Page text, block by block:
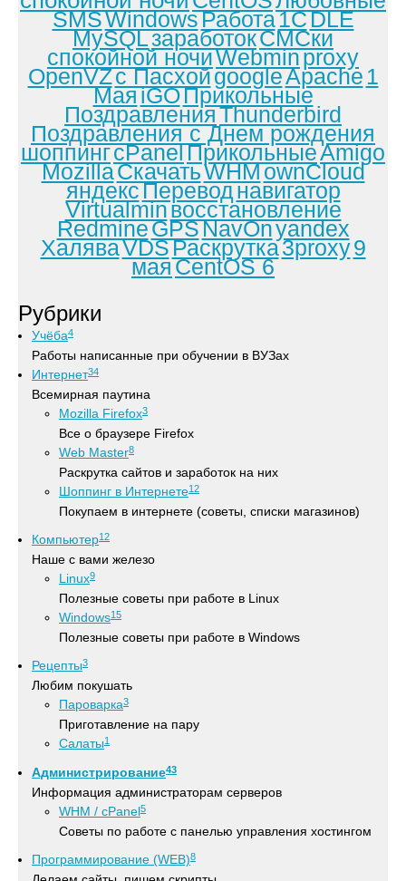
SMSWindowsРабота1СDLE
MySQLзаработокСМСки
спокойной ночиWebminproxy
OpenVZс ПасхойgoogleApache 1
МаяiGOПрикольные
ПоздравленияThunderbird
Поздравления с Днем рождения
шоппингcPanelПрикольныеAmigo
MozillaСкачатьWHMownCloud
яндексПереводнавигатор
Virtualminвосстановление
RedmineGPSNavOnyandex
ХаляваVDSРаскрутка3proxy9
маяCentOS 6
Рубрики
Учёба4
Работы написанные при обучении в ВУЗах
Интернет34
Всемирная паутина
Mozilla Firefox3
Все о браузере Firefox
Web Master8
Раскрутка сайтов и заработок на них
Шоппинг в Интернете12
Покупаем в интернете (советы, списки магазинов)
Компьютер12
Наше с вами железо
Linux9
Полезные советы при работе в Linux
Windows15
Полезные советы при работе в Windows
Рецепты3
Любим покушать
Пароварка3
Приготавление на пару
Салаты1
Администрирование43
Информация администраторам серверов
WHM / cPanel5
Советы по работе с панелью управления хостингом
Программирование (WEB)8